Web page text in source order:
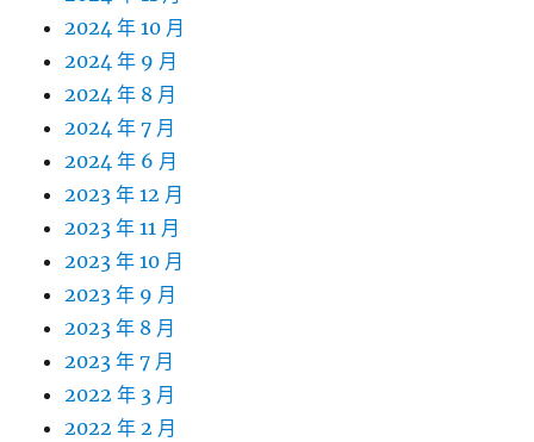
2024 年 10 月
2024 年 9 月
2024 年 8 月
2024 年 7 月
2024 年 6 月
2023 年 12 月
2023 年 11 月
2023 年 10 月
2023 年 9 月
2023 年 8 月
2023 年 7 月
2022 年 3 月
2022 年 2 月